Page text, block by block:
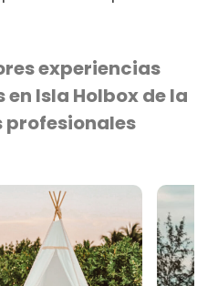
experiencias
Isla Holbox de la
profesionales